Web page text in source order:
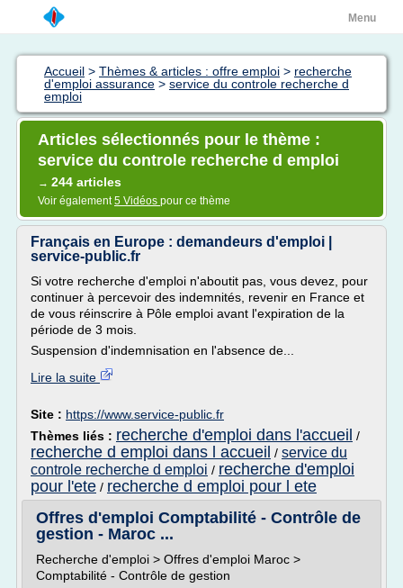
Menu
Accueil > Thèmes & articles : offre emploi > recherche
d'emploi assurance > service du controle recherche d
emploi
Articles sélectionnés pour le thème :
service du controle recherche d emploi
→ 244 articles
Voir également5 Vidéos pour ce thème
Français en Europe : demandeurs d'emploi |
service-public.fr
Si votre recherche d'emploi n'aboutit pas, vous devez, pour
continuer à percevoir des indemnités, revenir en France et
de vous réinscrire à Pôle emploi avant l'expiration de la
période de 3 mois.
Suspension d'indemnisation en l'absence de...
Lire la suite
Site : https://www.service-public.fr
Thèmes liés : recherche d'emploi dans l'accueil /
recherche d emploi dans l accueil / service du
controle recherche d emploi / recherche d'emploi
pour l'ete / recherche d emploi pour l ete
Offres d'emploi Comptabilité - Contrôle de
gestion - Maroc ...
Recherche d'emploi > Offres d'emploi Maroc >
Comptabilité - Contrôle de gestion